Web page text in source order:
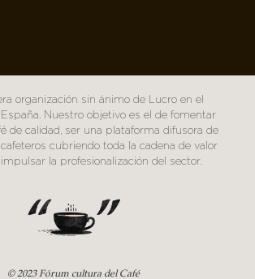
organización sin ánimo de Lucro en el
Nuestro objetivo es el de fomentar
de calidad, ser una plataforma difusora de
cubriendo toda la cadena de valor
la profesionalización del sector.
© 2023 Fórum cultura del Café